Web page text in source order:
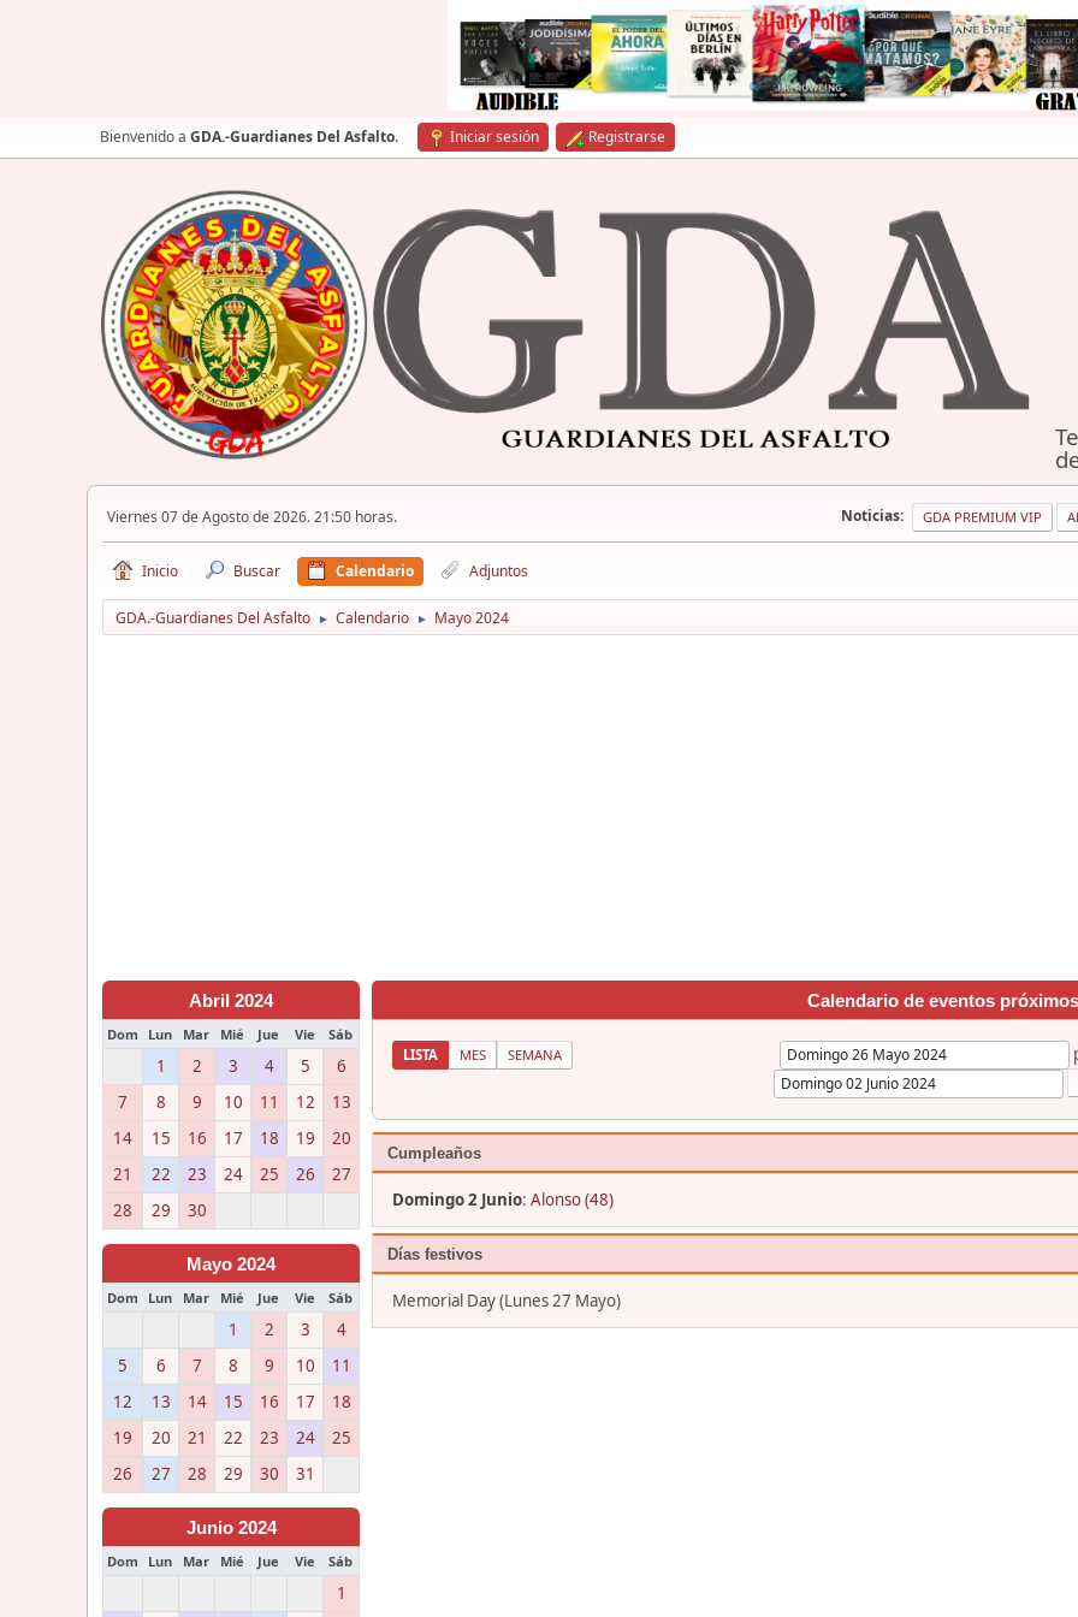
Bienvenido a GDA.-Guardianes Del Asfalto. Iniciar sesión Registrarse
Viernes 07 de Agosto de 2026. 21:50 horas. Noticias: GDA PREMIUM VIP
Inicio Buscar Calendario Adjuntos
GDA.-Guardianes Del Asfalto ► Calendario ► Mayo 2024
Abril 2024
Dom Lun Mar Mié Jue Vie Sáb
1 2 3 4 5
6
7
8 9 10 11 12
13
14
15 16 17 18 19
20
21
22 23 24 25 26
27
28
29 30
Mayo 2024
Dom Lun Mar Mié Jue Vie Sáb
1 2 3
4
5
6 7 8 9 10
11
12
13 14 15 16 17
18
19
20 21 22 23 24
25
26
27 28 29 30 31
Junio 2024
Dom Lun Mar Mié Jue Vie Sáb
1
Calendario de eventos próximos
LISTA MES SEMANA
Cumpleaños
Domingo 2 Junio: Alonso (48)
Días festivos
Memorial Day (Lunes 27 Mayo)